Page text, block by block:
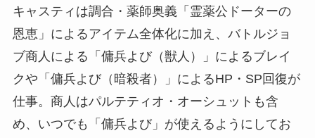
キャスティは調合・薬師奥義「霊薬公ドーターの
恩恵」によるアイテム全体化に加え、バトルジョ
ブ商人による「傭兵よび（獣人）」によるブレイ
クや「傭兵よび（暗殺者）」によるHP・SP回復が
仕事。商人はパルテティオ・オーシュットも含
め、いつでも「傭兵よび」が使えるようにしてお